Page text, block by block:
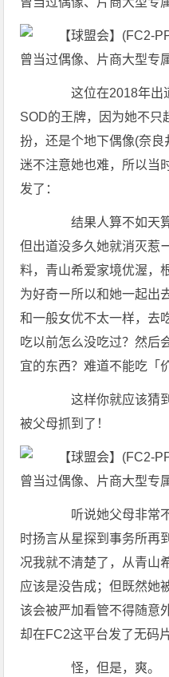
这位在2018年出
SOD的王牌，因为她不只
扮，还是个地下偶像(奈
迷不注意她也难，所以当
发了：
结果人算不如天算
但出道没多久她就消灭惹
料，青山希爱家境优渥，
为好奇ー所以和她一起出
和一般女优不太一样，去
吃以前怎么没吃过？然后
宜的东西？难道不能吃「
这样你就应该猜到
被父母抓到了！
听说她父母非常不
时扬言从星探到事务所再
况我就不清楚了，从青山
应该是没告成；但既然她
该会被严加看管不得随意
却在FC2这平台发了无码片
怪，但是，爽。